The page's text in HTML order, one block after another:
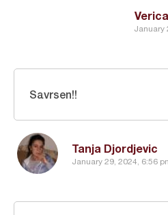
January
Tanja Djordjevic
January 29, 2024, 6:56
Savrsen!!